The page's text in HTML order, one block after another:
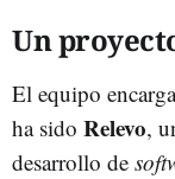
Un
El equipo
ha sido Relevo,
desarrollo de